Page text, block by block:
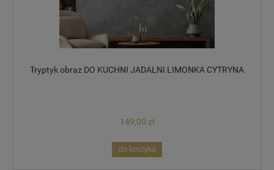
Tryptyk obraz DO KUCHNI JADALNI LIMONKA CYTRYNA
149,00 zł
do koszyka